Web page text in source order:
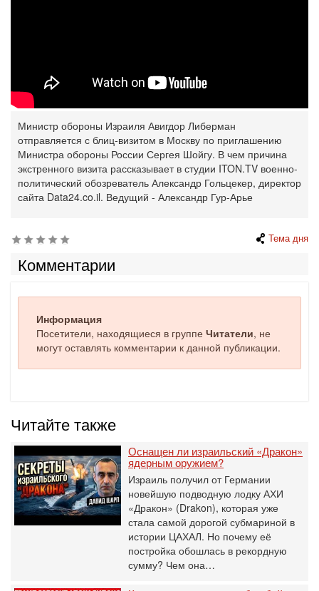
Министр обороны Израиля Авигдор Либерман
отправляется с блиц-визитом в Москву по приглашению
Министра обороны России Сергея Шойгу. В чем причина
экстренного визита рассказывает в студии ITON.TV военно-
политический обозреватель Александр Гольцекер, директор
сайта Data24.co.il. Ведущий - Александр Гур-Арье
Тема дня
Комментарии
Информация
Посетители, находящиеся в группе Читатели, не
могут оставлять комментарии к данной публикации.
Читайте также
Оснащен ли израильский «Дракон»
ядерным оружием?
Израиль получил от Германии
новейшую подводную лодку АХИ
«Дракон» (Drakon), которая уже
стала самой дорогой субмариной в
истории ЦАХАЛ. Но почему её
постройка обошлась в рекордную
сумму? Чем она…